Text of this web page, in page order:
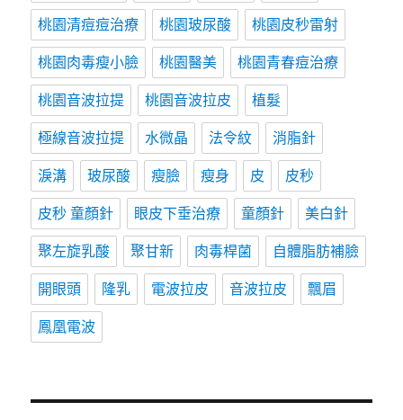
桃園清痘痘治療 桃園玻尿酸 桃園皮秒雷射
桃園肉毒瘦小臉 桃園醫美 桃園青春痘治療
桃園音波拉提 桃園音波拉皮 植髮
極線音波拉提 水微晶 法令紋 消脂針
淚溝 玻尿酸 瘦臉 瘦身 皮 皮秒
皮秒 童顏針 眼皮下垂治療 童顏針 美白針
聚左旋乳酸 聚甘新 肉毒桿菌 自體脂肪補臉
開眼頭 隆乳 電波拉皮 音波拉皮 飄眉
鳳凰電波